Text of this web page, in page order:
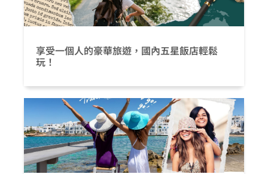
享受一個人的豪華旅遊，國內五星飯店輕鬆
玩！